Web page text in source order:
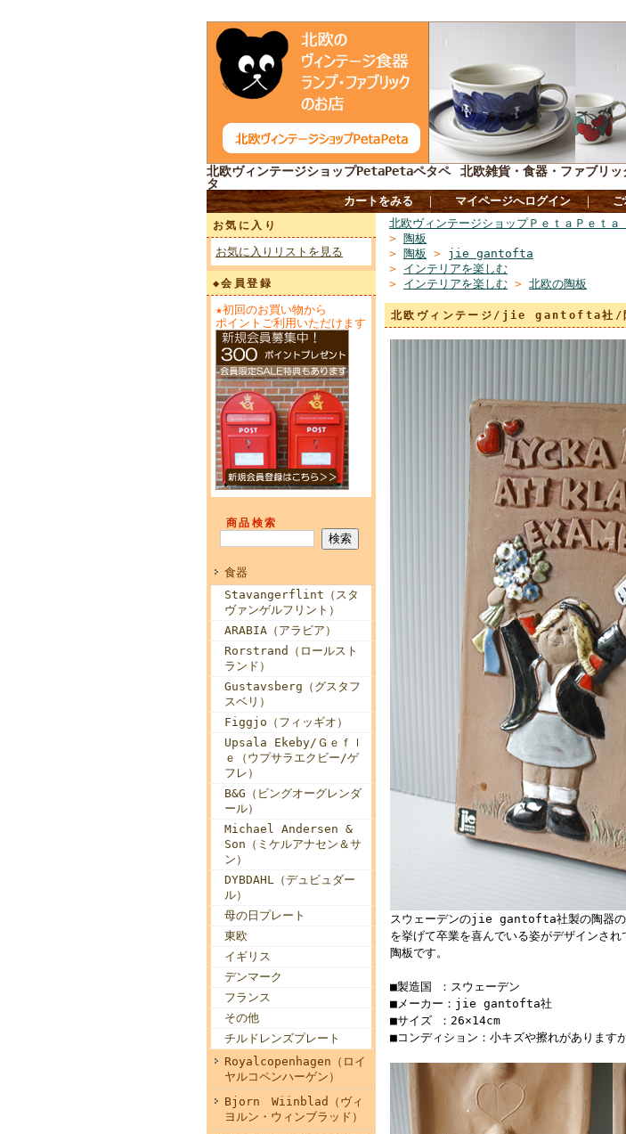
北欧ヴィンテージショップPetaPetaペタペ
タ
北欧雑貨・食器・ファブリ
カートをみる ｜ マイページへログイン ｜
お気に入り
お気に入りリストを見る
◆会員登録
★初回のお買い物から
ポイントご利用いただけます
商品検索
食器
Stavangerflint（スタ
ヴァンゲルフリント）
ARABIA（アラビア）
Rorstrand（ロールスト
ランド）
Gustavsberg（グスタフ
スベリ）
Figgjo（フィッギオ）
Upsala Ekeby/Ｇｅｆｌ
ｅ（ウプサラエクビー/ゲ
フレ）
B&G（ビングオーグレンダ
ール）
Michael Andersen &
Son（ミケルアナセン＆サ
ン）
DYBDAHL（デュビュダー
ル）
母の日プレート
東欧
イギリス
デンマーク
フランス
その他
チルドレンズプレート
Royalcopenhagen（ロイ
ヤルコペンハーゲン）
Bjorn Wiinblad（ヴィ
ヨルン・ウィンブラッド）
北欧ヴィンテージショップＰｅｔａＰｅｔａ
> 陶板
> 陶板 > jie gantofta
> インテリアを楽しむ
> インテリアを楽しむ > 北欧の陶板
北欧ヴィンテージ/jie gantofta社/
スウェーデンのjie gantofta社製の陶器の
を挙げて卒業を喜んでいる姿がデザインさ
陶板です。
■製造国 ：スウェーデン
■メーカー：jie gantofta社
■サイズ ：26×14cm
■コンディション：小キズや擦れがあります